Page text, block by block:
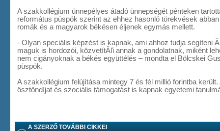
A szakkollégium ünnepélyes átadó ünnepségét pénteken
református püspök szerint az ehhez hasonló törekvések
romák és a magyarok békésen éljenek egymás mellett.
- Olyan speciális képzést is kapnak, ami ahhoz tudja segíteni
maguk is hordozói, közvetítĂľi annak a gondolatnak, miként
nem cigányoknak a békés együttélés – mondta el Bölcskei
püspök.
A szakkollégium felújítása mintegy 7 és fél millió forintba
ösztöndíjat és szociális támogatást is kapnak egyetemi
A SZERZŐ TOVÁBBI CIKKEI